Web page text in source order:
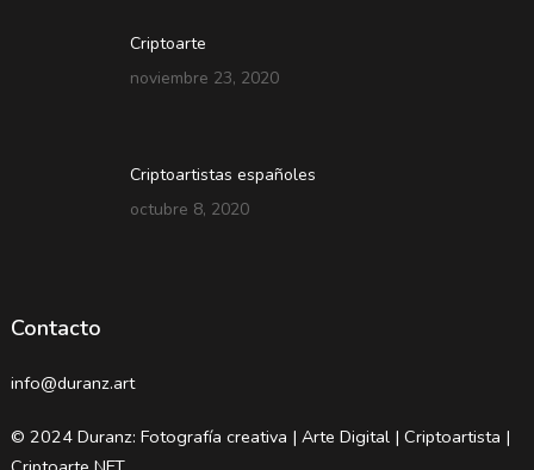
Criptoarte
noviembre 23, 2020
Criptoartistas españoles
octubre 8, 2020
Contacto
info@duranz.art
© 2024 Duranz: Fotografía creativa | Arte Digital | Criptoartista |